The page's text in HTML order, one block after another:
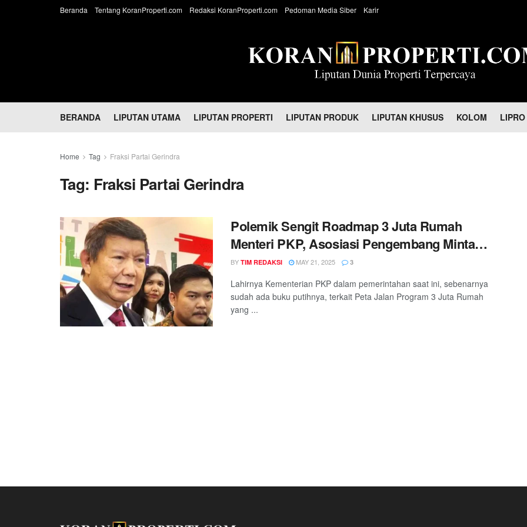
Beranda Tentang KoranProperti.com Redaksi KoranProperti.com Pedoman Media Siber Karir
BERANDA LIPUTAN UTAMA LIPUTAN PROPERTI LIPUTAN PRODUK LIPUTAN KHUSUS KOLOM
Home Tag Fraksi Partai Gerindra
Tag: Fraksi Partai Gerindra
Polemik Sengit Roadmap 3 Juta Rumah
Menteri PKP, Asosiasi Pengembang Minta
Hashim Djojohadikusumo Turun Tangan
BY TIM REDAKSI MAY 21, 2025 3
Lahirnya Kementerian PKP dalam pemerintahan saat ini, sebenarnya
sudah ada buku putihnya, terkait Peta Jalan Program 3 Juta Rumah
yang ...